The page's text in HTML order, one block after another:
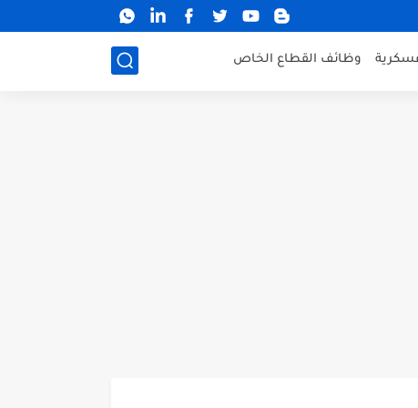
وظائف القطاع الخاص